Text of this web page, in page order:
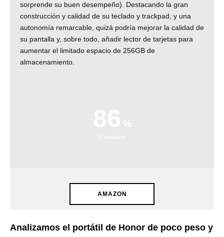
sorprende su buen desempeño). Destacando la gran
construcción y calidad de su teclado y trackpad, y una
autonomía remarcable, quizá podría mejorar la calidad de
su pantalla y, sobre todo, añadir lector de tarjetas para
aumentar el limitado espacio de 256GB de
almacenamiento.
AMAZON
Analizamos el portátil de Honor de poco peso y